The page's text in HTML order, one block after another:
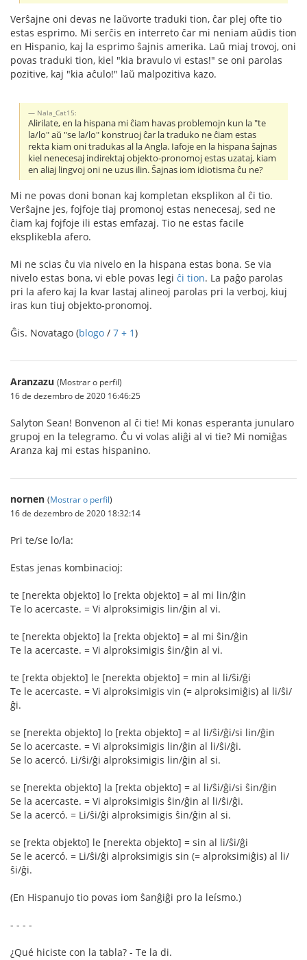
Verŝajne oni devas ne laŭvorte traduki tion, ĉar plej ofte tio
estas esprimo. Mi serĉis en interreto ĉar mi neniam aŭdis tion
en Hispanio, kaj la esprimo ŝajnis amerika. Laŭ miaj trovoj, oni
povas traduki tion, kiel "kia bravulo vi estas!" se oni parolas
pozitive, kaj "kia aĉulo!" laŭ malpozitiva kazo.
Nala_Cat15:
Alirilate, en la hispana mi ĉiam havas problemojn kun la "te
la/lo" aŭ "se la/lo" konstruoj ĉar la traduko ne ĉiam estas
rekta kiam oni tradukas al la Angla. Iafoje en la hispana ŝajnas
kiel nenecesaj indirektaj objekto-pronomoj estas uzataj, kiam
en aliaj lingvoj oni ne uzus ilin. Ŝajnas iom idiotisma ĉu ne?
Mi ne povas doni bonan kaj kompletan eksplikon al ĉi tio.
Verŝajne jes, fojfoje tiaj promonoj estas nenecesaj, sed ne
ĉiam kaj fojfoje ili estas emfazaj. Tio ne estas facile
eksplikebla afero.
Mi ne scias ĉu via nivelo en la hispana estas bona. Se via
nivelo estas bona, vi eble povas legi ĉi tion. La paĝo parolas
pri la afero kaj la kvar lastaj alineoj parolas pri la verboj, kiuj
iras kun tiuj objekto-pronomoj.
Ĝis. Novatago (blogo / 7 + 1)
Aranzazu (Mostrar o perfil)
16 de dezembro de 2020 16:46:25
Salyton Sean! Bonvenon al ĉi tie! Mi konas esperanta junularo
grupoj en la telegramo. Ĉu vi volas aliĝi al vi tie? Mi nomiĝas
Aranza kaj mi estas hispanino.
nornen (Mostrar o perfil)
16 de dezembro de 2020 18:32:14
Pri te/se lo/la:
Estas jenas kombinacioj:
te [nerekta objekto] lo [rekta objekto] = al mi lin/ĝin
Te lo acercaste. = Vi alproksimigis lin/ĝin al vi.
te [nerekta objekto] la [rekta objekto] = al mi ŝin/ĝin
Te la acercaste. = Vi alproksimigis ŝin/ĝin al vi.
te [rekta objekto] le [nerekta objekto] = min al li/ŝi/ĝi
Te le acercaste. = Vi alproksimigis vin (= alproksimiĝis) al li/ŝi/
ĝi.
se [nerekta objekto] lo [rekta objekto] = al li/ŝi/ĝi/si lin/ĝin
Se lo acercaste. = Vi alproksimigis lin/ĝin al li/ŝi/ĝi.
Se lo acercó. Li/ŝi/ĝi alproksimigis lin/ĝin al si.
se [nerekta objekto] la [rekta objekto] = al li/ŝi/ĝi/si ŝin/ĝin
Se la acercaste. = Vi alproksimigis ŝin/ĝin al li/ŝi/ĝi.
Se la acercó. = Li/ŝi/ĝi alproksimigis ŝin/ĝin al si.
se [rekta objekto] le [nerekta objekto] = sin al li/ŝi/ĝi
Se le acercó. = Li/ŝi/ĝi alproksimigis sin (= alproksimiĝis) al li/
ŝi/ĝi.
(En Hispanujo tio povas iom ŝanĝiĝi pro la leísmo.)
- - - -
¿Qué hiciste con la tabla? - Te la di.